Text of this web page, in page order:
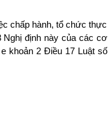
chấp hành, tổ chức thực
Nghị định này của các cơ
khoản 2 Điều 17 Luật số